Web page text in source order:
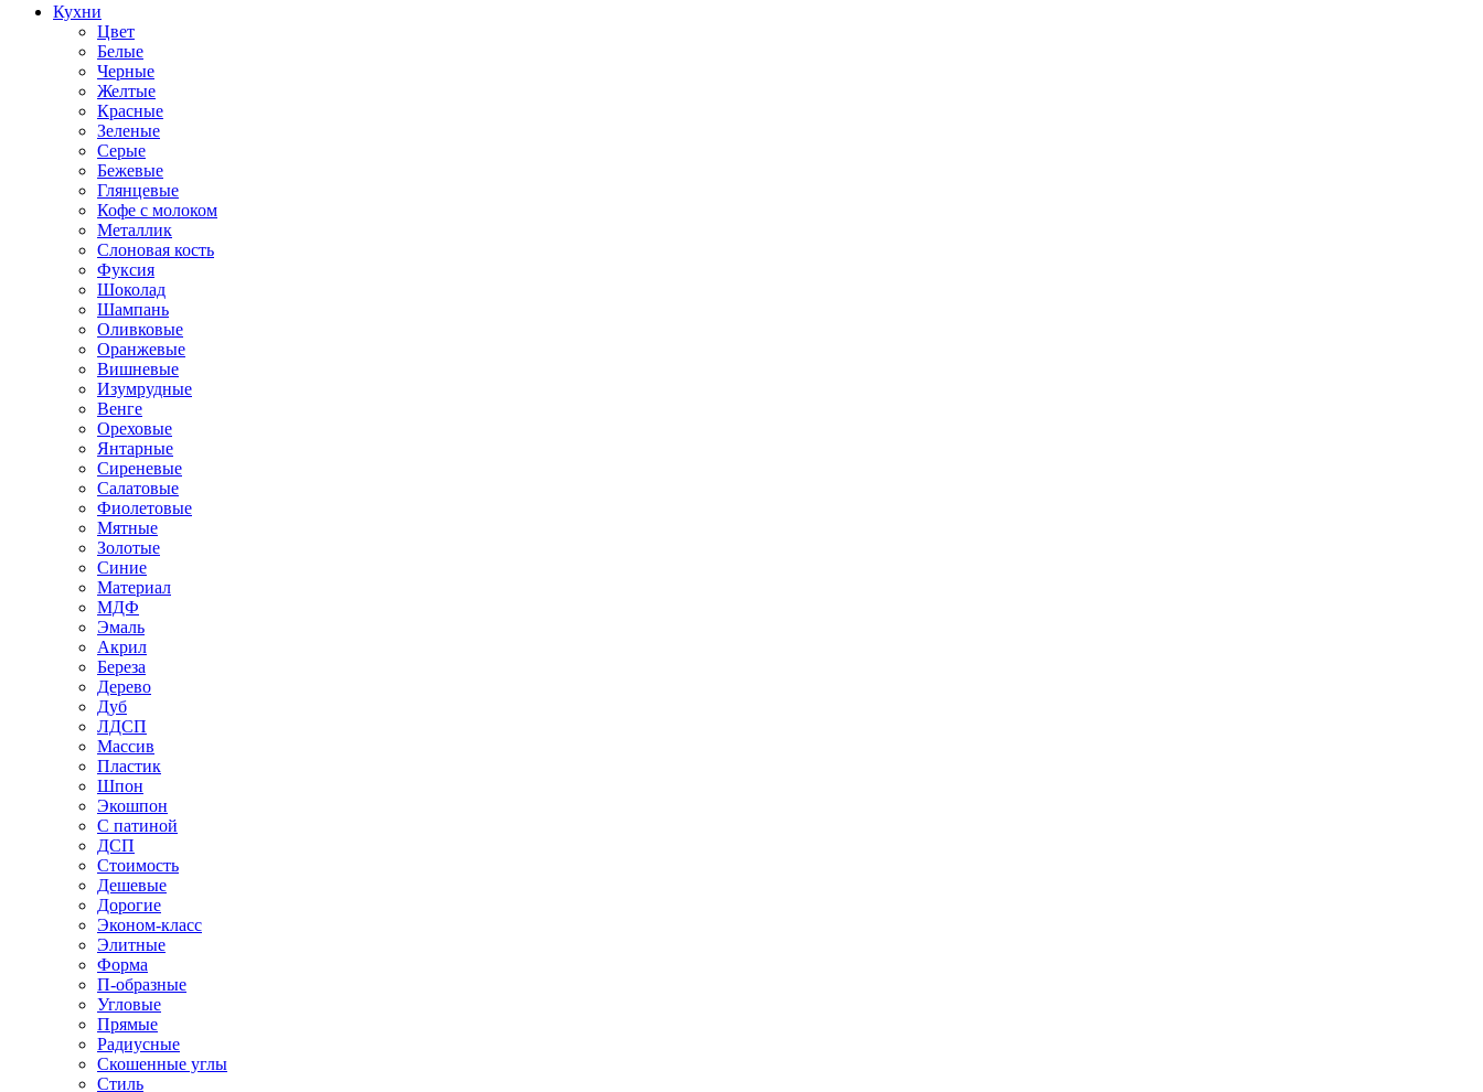
Кухни
Цвет
Белые
Черные
Желтые
Красные
Зеленые
Серые
Бежевые
Глянцевые
Кофе с молоком
Металлик
Слоновая кость
Фуксия
Шоколад
Шампань
Оливковые
Оранжевые
Вишневые
Изумрудные
Венге
Ореховые
Янтарные
Сиреневые
Салатовые
Фиолетовые
Мятные
Золотые
Синие
Материал
МДФ
Эмаль
Акрил
Береза
Дерево
Дуб
ЛДСП
Массив
Пластик
Шпон
Экошпон
С патиной
ДСП
Стоимость
Дешевые
Дорогие
Эконом-класс
Элитные
Форма
П-образные
Угловые
Прямые
Радиусные
Скошенные углы
Стиль